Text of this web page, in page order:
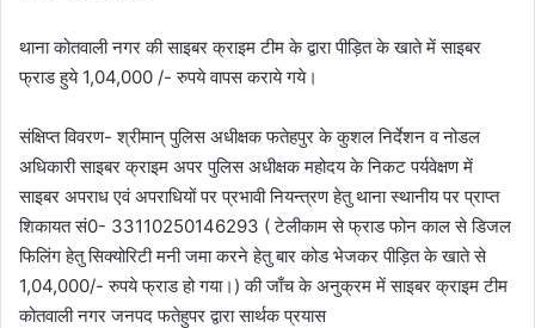
थाना कोतवाली नगर की साइबर क्राइम टीम के द्वारा पीड़ित के खाते में साइबर
फ्राड हुये 1,04,000 /- रुपये वापस कराये गये।
संक्षिप्त विवरण- श्रीमान् पुलिस अधीक्षक फतेहपुर के कुशल निर्देशन व नोडल
अधिकारी साइबर क्राइम अपर पुलिस अधीक्षक महोदय के निकट पर्यवेक्षण में
साइबर अपराध एवं अपराधियों पर प्रभावी नियन्त्रण हेतु थाना स्थानीय पर प्राप्त
शिकायत सं0- 33110250146293 ( टेलीकाम से फ्राड फोन काल से डिजल
फिलिंग हेतु सिक्योरिटी मनी जमा करने हेतु बार कोड भेजकर पीड़ित के खाते से
1,04,000/- रुपये फ्राड हो गया।) की जाँच के अनुक्रम में साइबर क्राइम टीम
कोतवाली नगर जनपद फतेहुपर द्वारा सार्थक प्रयास